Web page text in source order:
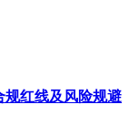
规红线及风险规避